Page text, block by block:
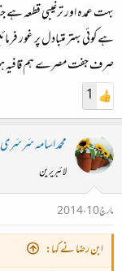
بہت عمدہ اور ترغیبی قطعہ
ہے کوئی بہتر متبادل پر غور
صرف جفت مصرے ہم قافیہ ہوتے
1
محمد اسامہ سَرسَری
لائبریرین
مارچ 10، 2014
ابن رضا نے کہا: